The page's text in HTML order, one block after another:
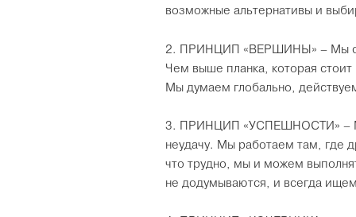
возможные альтернативы и
2. ПРИНЦИП «ВЕРШИНЫ» – Мы
Чем выше планка, которая
Мы думаем глобально,
3. ПРИНЦИП «УСПЕШНОСТИ» – Мы
неудачу. Мы работаем там, где
что трудно, мы и можем
не додумываются, и всегда